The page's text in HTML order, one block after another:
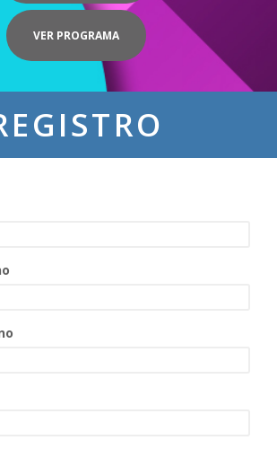
VER PROGRAMA